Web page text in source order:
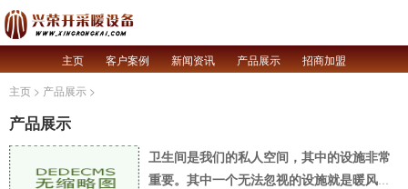
主页 客户案例 新闻资讯 产品展示
招商加盟
主页 > 产品展示 >
产品展示
卫生间是我们的私人空间，其中的设施非常
重要。其中一个无法忽视的设施就是暖风机